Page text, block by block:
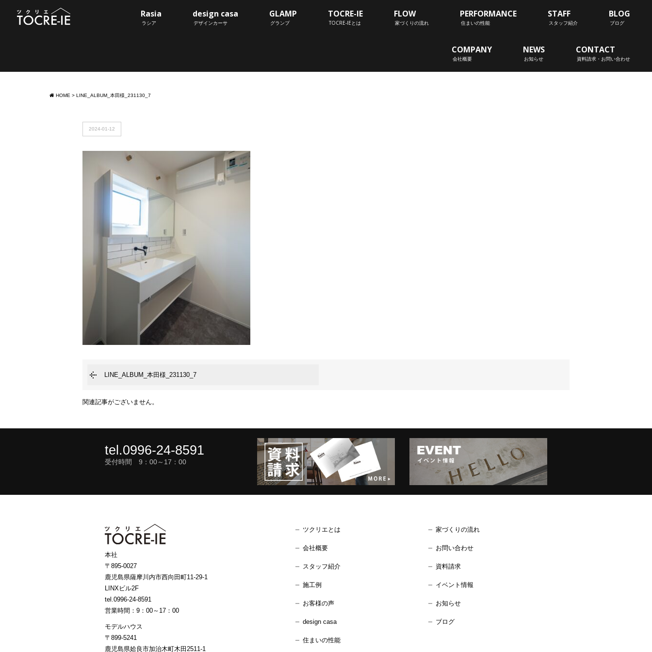
Rasia
ラシア
design casa
デザインカーサ
GLAMP
グランプ
TOCRE-IE
TOCRE-IEとは
FLOW
家づくりの流れ
PERFORMANCE
住まいの性能
STAFF
スタッフ紹介
BLOG
ブログ
COMPANY
会社概要
NEWS
お知らせ
CONTACT
資料請求・お問い合わせ
HOME > LINE_ALBUM_本田様_231130_7
2024-01-12
LINE_ALBUM_本田様_231130_7
関連記事がございません。
tel.0996-24-8591
受付時間 9：00～17：00
本社
〒895-0027
鹿児島県薩摩川内市西向田町11-29-1
LINXビル2F
tel.0996-24-8591
営業時間：9：00～17：00
モデルハウス
〒899-5241
鹿児島県姶良市加治木町木田2511-1
ツクリエとは
会社概要
スタッフ紹介
施工例
お客様の声
design casa
住まいの性能
家づくりの流れ
お問い合わせ
資料請求
イベント情報
お知らせ
ブログ